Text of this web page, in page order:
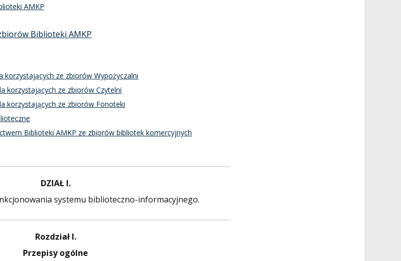
AMKP
Biblioteki AMKP
korzystających ze zbiorów Wypożyczalni
korzystających ze zbiorów Czytelni
korzystających ze zbiorów Fonoteki
Biblioteki AMKP ze zbiorów bibliotek komercyjnych
DZIAŁ I.
systemu biblioteczno-informacyjnego.
Rozdział I.
Przepisy ogólne